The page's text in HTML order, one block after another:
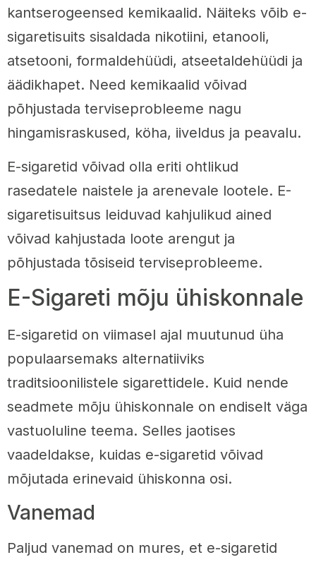
kantserogeensed kemikaalid. Näiteks võib e-
sigaretisuits sisaldada nikotiini, etanooli,
atsetooni, formaldehüüdi, atseetaldehüüdi ja
äädikhapet. Need kemikaalid võivad
põhjustada terviseprobleeme nagu
hingamisraskused, köha, iiveldus ja peavalu.
E-sigaretid võivad olla eriti ohtlikud
rasedatele naistele ja arenevale lootele. E-
sigaretisuitsus leiduvad kahjulikud ained
võivad kahjustada loote arengut ja
põhjustada tõsiseid terviseprobleeme.
E-Sigareti mõju ühiskonnale
E-sigaretid on viimasel ajal muutunud üha
populaarsemaks alternatiiviks
traditsioonilistele sigarettidele. Kuid nende
seadmete mõju ühiskonnale on endiselt väga
vastuoluline teema. Selles jaotises
vaadeldakse, kuidas e-sigaretid võivad
mõjutada erinevaid ühiskonna osi.
Vanemad
Paljud vanemad on mures, et e-sigaretid